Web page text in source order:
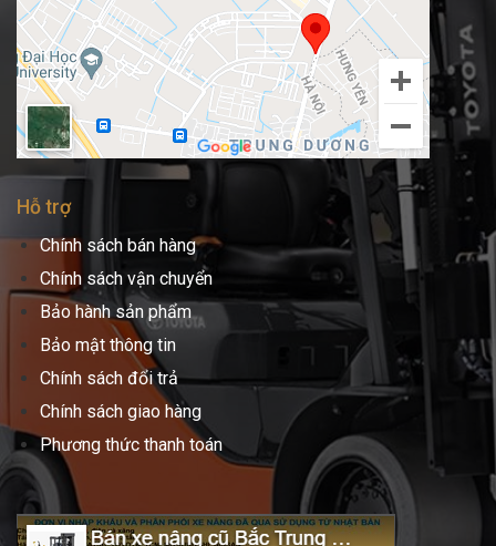
Hỗ trợ
Chính sách bán hàng
Chính sách vận chuyển
Bảo hành sản phẩm
Bảo mật thông tin
Chính sách đổi trả
Chính sách giao hàng
Phương thức thanh toán